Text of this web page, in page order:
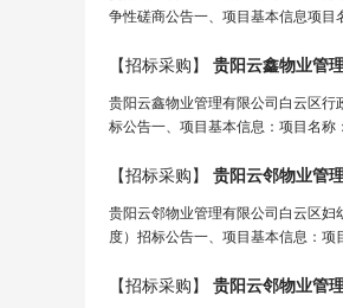
争性磋商公告一、项目基本信息项目
【招标采购】 贵阳云鑫物业管
贵阳云鑫物业管理有限公司白云区
标公告一、项目基本信息：项目名称
【招标采购】 贵阳云邻物业管
贵阳云邻物业管理有限公司白云区
度）招标公告一、项目基本信息：
【招标采购】 贵阳云邻物业管